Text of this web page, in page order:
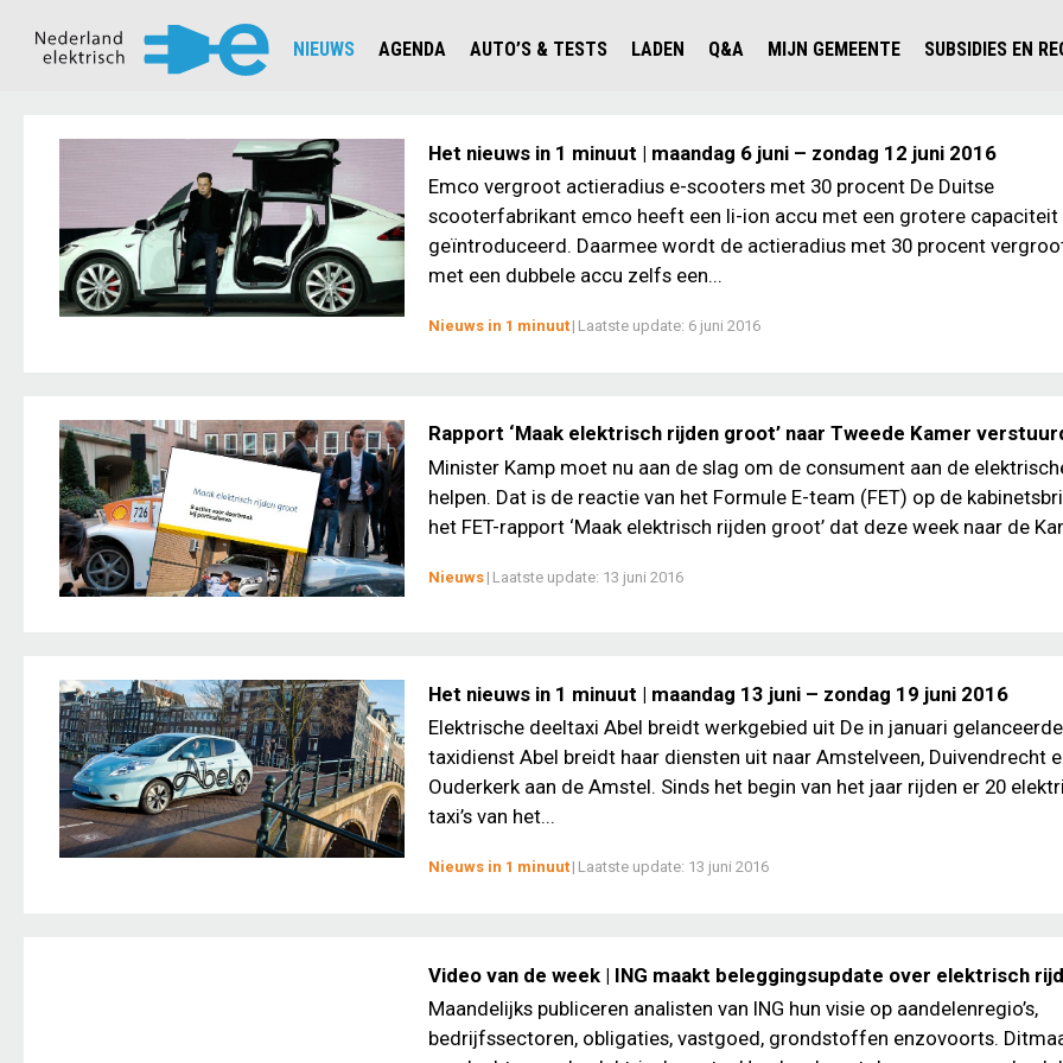
NIEUWS
CIJFERS EN STATISTIEKEN EV'S IN NEDERLAND
AANMELDEN NIEUWSBRIEF
AGENDA
AUTO’S & TESTS
JOUW VOLGENDE AUTO ELEKTRISCH?
LADEN
Q&A
OPLADEN
SLIM LADEN
MIJN GEMEENTE
VVE
SUBSIDIES EN
Het nieuws in 1 minuut | maandag 6 juni – zondag 12 juni 2016
Emco vergroot actieradius e-scooters met 30 procent De Duitse
scooterfabrikant emco heeft een li-ion accu met een grotere capaciteit
geïntroduceerd. Daarmee wordt de actieradius met 30 procent
met een dubbele accu zelfs een...
Nieuws in 1 minuut | Laatste update: 6 juni 2016
Rapport ‘Maak elektrisch rijden groot’ naar Tweede Kamer
Minister Kamp moet nu aan de slag om de consument aan de
helpen. Dat is de reactie van het Formule E-team (FET) op de
het FET-rapport ‘Maak elektrisch rijden groot’ dat deze week naar de
Nieuws | Laatste update: 13 juni 2016
Het nieuws in 1 minuut | maandag 13 juni – zondag 19 juni 2016
Elektrische deeltaxi Abel breidt werkgebied uit De in januari gelanceerde
taxidienst Abel breidt haar diensten uit naar Amstelveen, Duivendrecht
Ouderkerk aan de Amstel. Sinds het begin van het jaar rijden er 20
taxi’s van het...
Nieuws in 1 minuut | Laatste update: 13 juni 2016
Video van de week | ING maakt beleggingsupdate over elektrisch
Maandelijks publiceren analisten van ING hun visie op aandelenregio’s,
bedrijfssectoren, obligaties, vastgoed, grondstoffen enzovoorts.